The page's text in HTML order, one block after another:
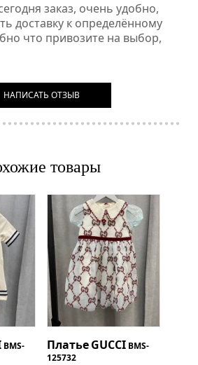
заказ, очень удобно,
доставку к определённому
что привозите на выбор,
НАПИСАТЬ ОТЗЫВ
товары
BMS-
Платье GUCCI BMS-
125732